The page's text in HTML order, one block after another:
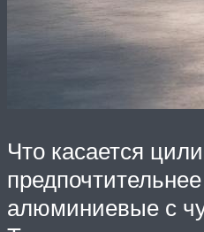
Что касается
алюминиевые с